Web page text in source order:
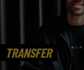
TRANSFER